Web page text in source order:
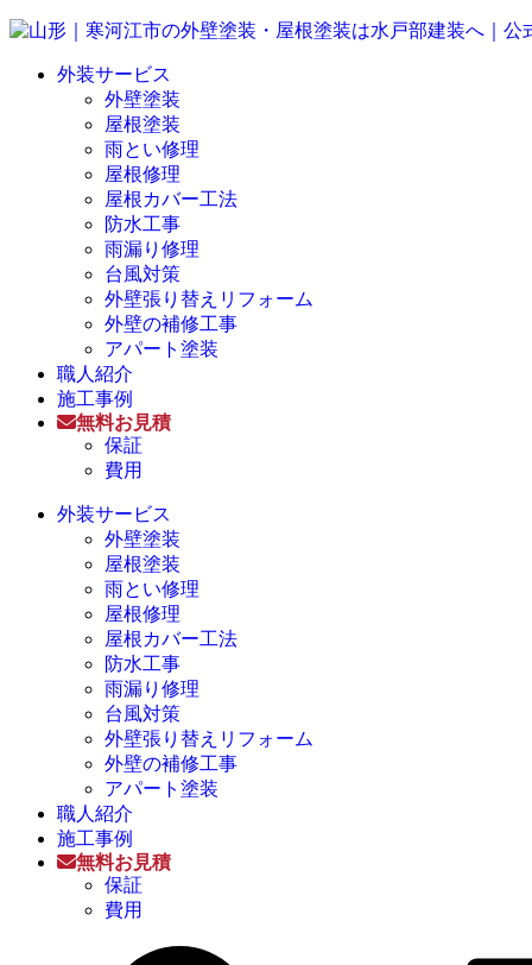
外装サービス
外壁塗装
屋根塗装
雨とい修理
屋根修理
屋根カバー工法
防水工事
雨漏り修理
台風対策
外壁張り替えリフォーム
外壁の補修工事
アパート塗装
職人紹介
施工事例
無料お見積
保証
費用
外装サービス
外壁塗装
屋根塗装
雨とい修理
屋根修理
屋根カバー工法
防水工事
雨漏り修理
台風対策
外壁張り替えリフォーム
外壁の補修工事
アパート塗装
職人紹介
施工事例
無料お見積
保証
費用